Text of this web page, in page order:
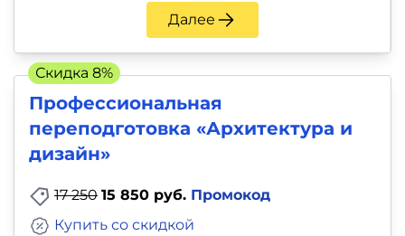
Далее
Профессиональная
переподготовка «Архитектура и
дизайн»
17 250 15 850 руб. Промокод
Купить со скидкой
Скидка 8%